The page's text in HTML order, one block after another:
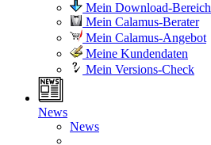
Mein Download-Bereich
Mein Calamus-Berater
Mein Calamus-Angebot
Meine Kundendaten
Mein Versions-Check
News
News